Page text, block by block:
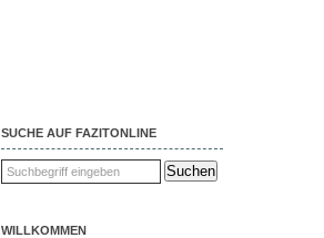
SUCHE AUF FAZITONLINE
WILLKOMMEN